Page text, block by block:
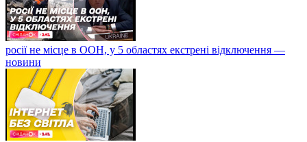
росії не місце в ООН, у 5 областях екстрені відключення —
новини